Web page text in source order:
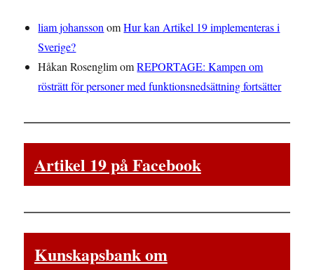
liam johanssonomHur kan Artikel 19 implementeras i
Sverige?
Håkan RosenglimomREPORTAGE: Kampen om
rösträtt för personer med funktionsnedsättning fortsätter
Artikel 19 på Facebook
Kunskapsbank om